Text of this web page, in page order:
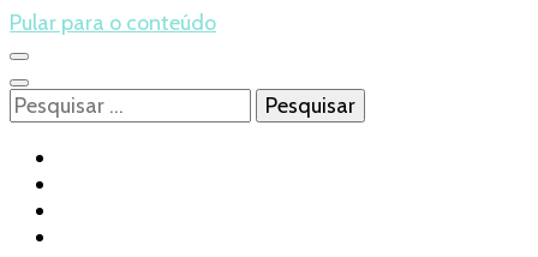
Pular para o conteúdo
Pesquisar
por: